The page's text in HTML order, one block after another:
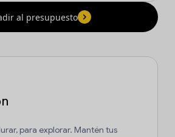
al presupuesto
para explorar. Mantén tus